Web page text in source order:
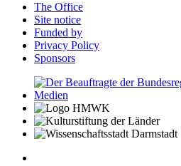
The Office
Site notice
Funded by
Privacy Policy
Sponsors